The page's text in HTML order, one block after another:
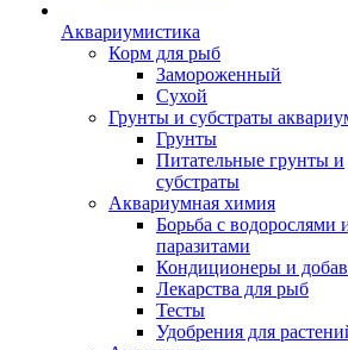
Аквариумистика
Корм для рыб
Замороженный
Сухой
Грунты и субстраты
Грунты
Питательные грунты и
субстраты
Аквариумная химия
Борьба с водорослями
паразитами
Кондиционеры и
Лекарства для рыб
Тесты
Удобрения для